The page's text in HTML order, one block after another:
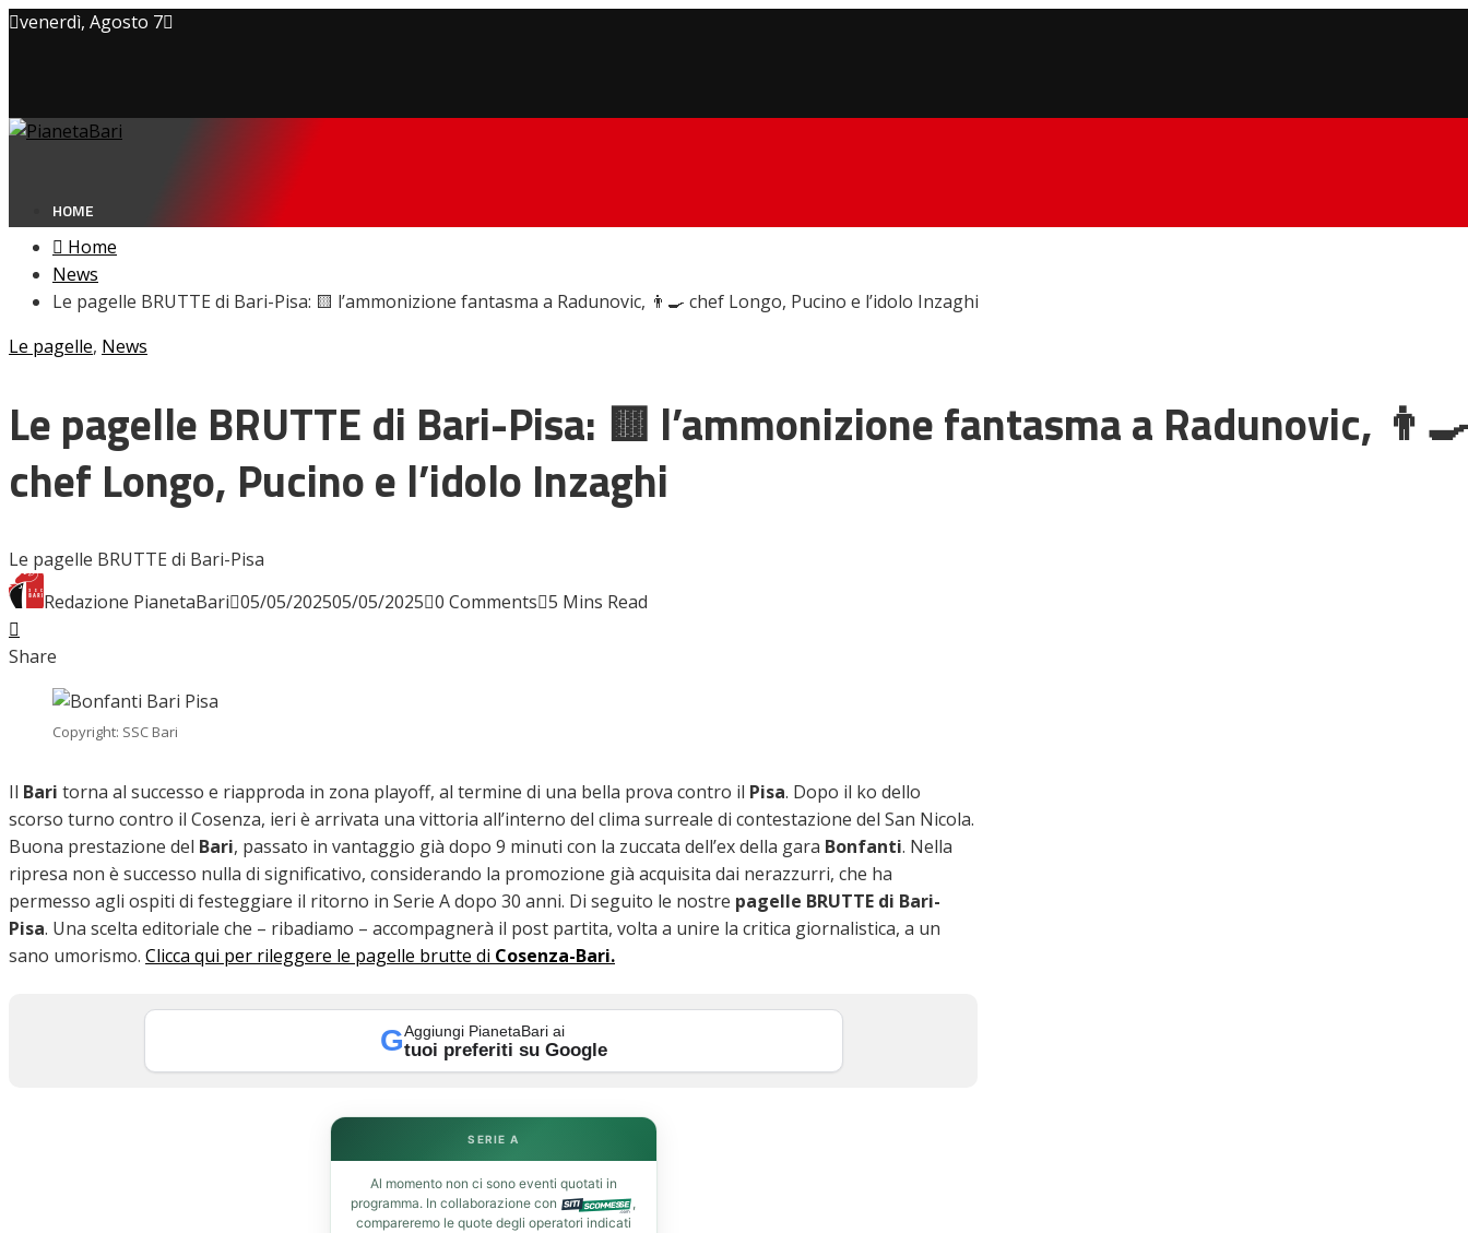
venerdì, Agosto 7
Cookie Policy
HOME
NEWS
Amarcord
Giovanili
Le pagelle
CALCIOMERCATO
SERIE B
VIDEO
Home
News
Le pagelle BRUTTE di Bari-Pisa: 🟨 l’ammonizione fantasma a Radunovic, 👨‍🍳 chef Longo, Pucino e l’idolo Inzaghi
Le pagelle, News
Le pagelle BRUTTE di Bari-Pisa: 🟨 l’ammonizione fantasma a Radunovic,
chef Longo, Pucino e l’idolo Inzaghi
Le pagelle BRUTTE di Bari-Pisa
Redazione PianetaBari 05/05/202505/05/2025 0 Comments 5 Mins Read
Facebook
Twitter
LinkedIn
Pinterest
Share
Copyright: SSC Bari
Il Bari torna al successo e riapproda in zona playoff, al termine di una bella prova contro il Pisa. Dopo il ko dello
scorso turno contro il Cosenza, ieri è arrivata una vittoria all’interno del clima surreale di contestazione del San Nicola.
Buona prestazione del Bari, passato in vantaggio già dopo 9 minuti con la zuccata dell’ex della gara Bonfanti. Nella
ripresa non è successo nulla di significativo, considerando la promozione già acquisita dai nerazzurri, che ha
permesso agli ospiti di festeggiare il ritorno in Serie A dopo 30 anni. Di seguito le nostre pagelle BRUTTE di Bari-
Pisa. Una scelta editoriale che – ribadiamo – accompagnerà il post partita, volta a unire la critica giornalistica, a un
sano umorismo. Clicca qui per rileggere le pagelle brutte di Cosenza-Bari.
GAggiungi PianetaBari ai
tuoi preferiti su Google
SERIE A
Al momento non ci sono eventi quotati in
programma. In collaborazione con
,
compareremo le quote degli operatori indicati